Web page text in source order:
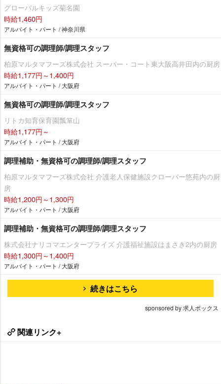
グローバルキッズ菊名園
時給1,460円
アルバイト・パート / 神奈川県
無資格可の調理師/調理スタッフ
柏原マルタマフーズ株式会社 スーパー・コート東大阪高井田内の厨房
時給1,177円～1,400円
アルバイト・パート / 大阪府
無資格可の調理師/調理スタッフ
リトカ知育保育園瓢箪山
時給1,177円～
アルバイト・パート / 大阪府
調理補助・無資格可の調理師/調理スタッフ
柏原マルタマフーズ株式会社 介護老人保健施設クローバー悠苑内の厨
房
時給1,200円～1,300円
アルバイト・パート / 大阪府
調理補助・無資格可の調理師/調理スタッフ
株式会社ナリコマエンタープライズ 介護福祉施設はまさき2内の厨房
時給1,300円～1,400円
アルバイト・パート / 大阪府
続きはこちら
sponsored by 求人ボックス
関連リンク+